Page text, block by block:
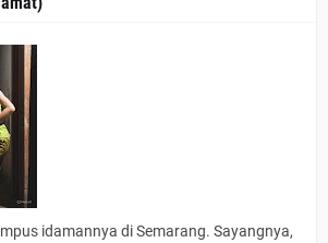
idamannya di Semarang. Sayangnya,